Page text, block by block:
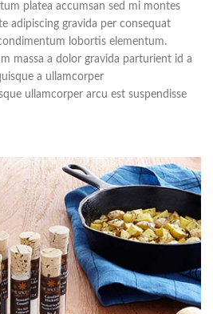
platea accumsan sed mi montes
adipiscing gravida per consequat
lobortis elementum.
massa a dolor gravida parturient id a
a ullamcorper
ullamcorper arcu est suspendisse